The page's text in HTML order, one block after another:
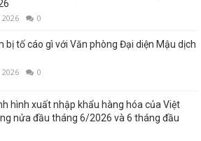
2026 0
bị tố cáo gì với Văn phòng Đại diện Mậu dịch
2026 0
hình xuất nhập khẩu hàng hóa của Việt
nửa đầu tháng 6/2026 và 6 tháng đầu